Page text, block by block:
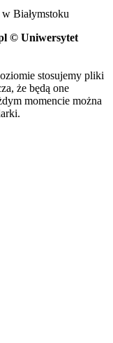
Białymstoku
© Uniwersytet
stosujemy pliki
że będą one
momencie można